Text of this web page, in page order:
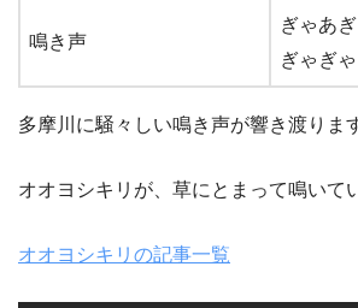
鳴き声
ぎゃあ
ぎゃぎゃ
多摩川に騒々しい鳴き声が響き渡りま
オオヨシキリが、草にとまって鳴いて
オオヨシキリの記事一覧